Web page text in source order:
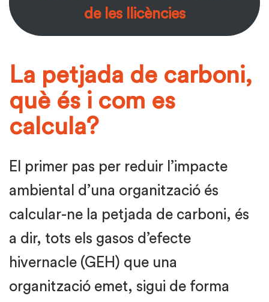
de les llicències
La petjada de carboni,
què és i com es
calcula?
El primer pas per reduir l’impacte
ambiental d’una organització és
calcular-ne la petjada de carboni, és
a dir, tots els gasos d’efecte
hivernacle (GEH) que una
organització emet, sigui de forma